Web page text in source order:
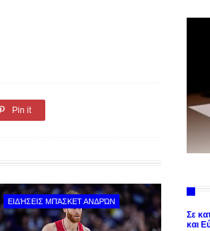
Pin it
ΕΙΔΉΣΕΙΣ ΜΠΆΣΚΕΤ ΑΝΔΡΏΝ
Σε
και